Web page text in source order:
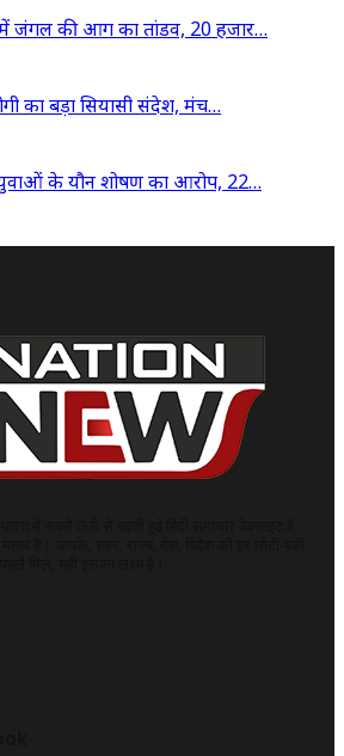
में जंगल की आग का तांडव, 20 हजार…
का बड़ा सियासी संदेश, मंच…
युवाओं के यौन शोषण का आरोप, 22…